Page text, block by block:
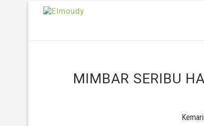
MIMBAR SERIBU